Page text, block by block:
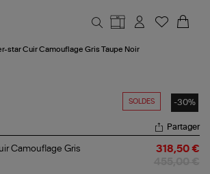
star Cuir Camouflage Gris Taupe Noir
SOLDES -30%
Partager
Camouflage Gris
318,50 €